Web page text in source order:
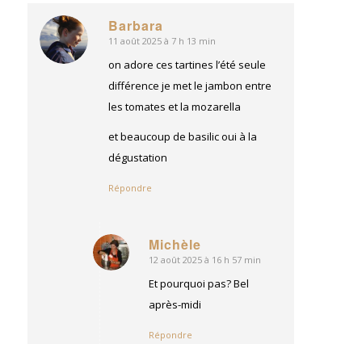
Barbara
dit
:
11 août 2025 à 7 h 13 min
on adore ces tartines l’été seule
différence je met le jambon entre
les tomates et la mozarella
et beaucoup de basilic oui à la
dégustation
Répondre
Michèle
dit
12 août 2025 à 16 h 57 min
Et pourquoi pas? Bel
après-midi
Répondre